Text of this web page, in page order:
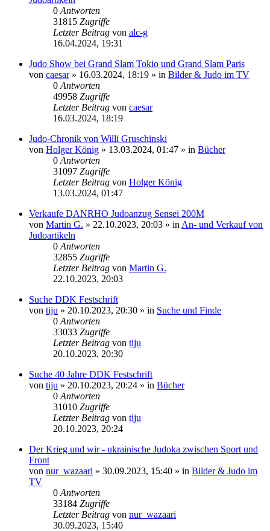
0 Antworten
31815 Zugriffe
Letzter Beitrag von alc-g
16.04.2024, 19:31
Judo Show bei Grand Slam Tokio und Grand Slam Paris
von caesar» 16.03.2024, 18:19 » in Bilder & Judo im TV
0 Antworten
49958 Zugriffe
Letzter Beitrag von caesar
16.03.2024, 18:19
Judo-Chronik von Willi Gruschinski
von Holger König » 13.03.2024, 01:47 » in Bücher
0 Antworten
31097 Zugriffe
Letzter Beitrag von Holger König
13.03.2024, 01:47
Verkaufe DANRHO Judoanzug Sensei 200M
von Martin G. » 22.10.2023, 20:03 » in An- und Verkauf von
Judoartikeln
0 Antworten
32855 Zugriffe
Letzter Beitrag von Martin G.
22.10.2023, 20:03
Suche DDK Festschrift
von tiju » 20.10.2023, 20:30 » in Suche und Finde
0 Antworten
33033 Zugriffe
Letzter Beitrag von tiju
20.10.2023, 20:30
Suche 40 Jahre DDK Festschrift
von tiju » 20.10.2023, 20:24 » in Bücher
0 Antworten
31010 Zugriffe
Letzter Beitrag von tiju
20.10.2023, 20:24
Der Krieg und wir - ukrainische Judoka zwischen Sport und
Front
von nur_wazaari » 30.09.2023, 15:40 » in Bilder & Judo im
TV
0 Antworten
33184 Zugriffe
Letzter Beitrag von nur_wazaari
30.09.2023, 15:40